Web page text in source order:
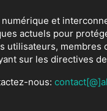
et
actuels pour
utilisateurs, membres
sur les directives
nous: